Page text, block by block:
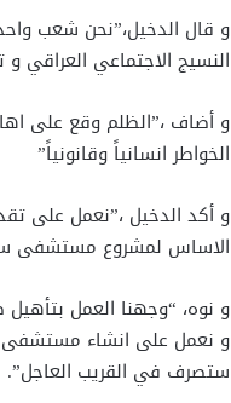
و قال الدخيل،”نحن شعب
النسيج الاجتماعي العراقي و
و أضاف ،”الظلم وقع على
الخواطر انسانياً وقانونياً”
و أكد الدخيل ،”نعمل على
الاساس لمشروع مستشفى
و نوه، “وجهنا العمل بتأهيل
ستصرف في القريب العاجل”.